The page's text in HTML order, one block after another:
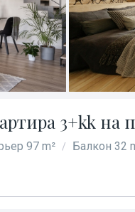
3+kk на
97 m² / Балкон 32